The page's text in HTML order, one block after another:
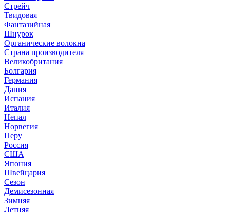
Стрейч
Твидовая
Фантазийная
Шнурок
Органические волокна
Страна производителя
Великобритания
Болгария
Германия
Дания
Испания
Италия
Непал
Норвегия
Перу
Россия
США
Япония
Швейцария
Сезон
Демисезонная
Зимняя
Летняя